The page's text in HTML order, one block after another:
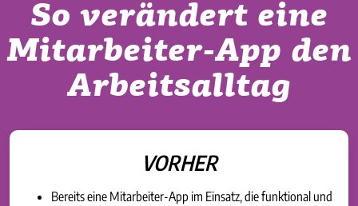
So verändert eine
Mitarbeiter-App den
Arbeitsalltag
VORHER
Bereits eine Mitarbeiter-App im Einsatz, die funktional und